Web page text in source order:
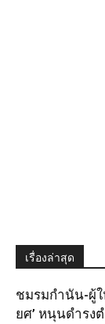
เรื่องล่าสุด
ชมรมกำนัน-ผู้
ยศ’ หนุนดำรง